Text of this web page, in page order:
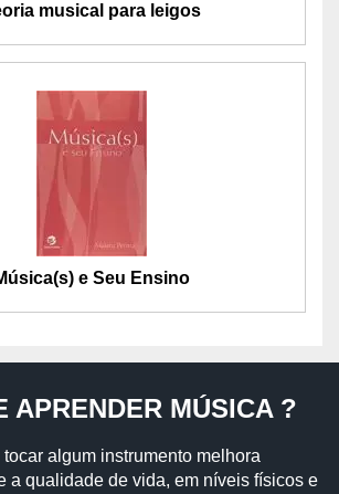
musical para leigos
e Seu Ensino
APRENDER MÚSICA ?
algum instrumento melhora
a qualidade de vida, em níveis físicos e